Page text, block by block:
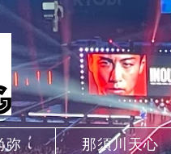
弥 那須川天心